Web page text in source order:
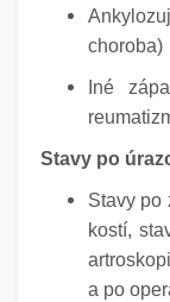
choroba)
Iné
Stavy po
Stavy po
kostí,
a po